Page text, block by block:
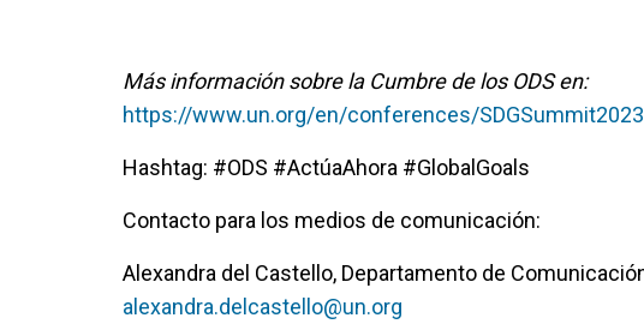
Más información sobre la Cumbre de los ODS en:
https://www.un.org/en/conferences/SDGSummit2023
Hashtag: #ODS #ActúaAhora #GlobalGoals
Contacto para los medios de comunicación:
Alexandra del Castello, Departamento de
alexandra.delcastello@un.org